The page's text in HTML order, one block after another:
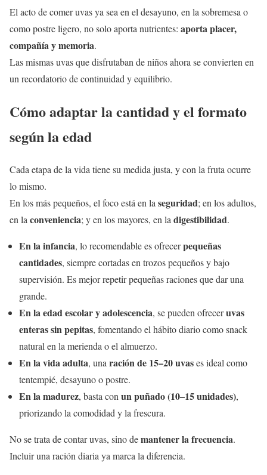
El acto de comer uvas ya sea en el desayuno, en la sobremesa o
como postre ligero, no solo aporta nutrientes: aporta placer,
compañía y memoria.
Las mismas uvas que disfrutaban de niños ahora se convierten en
un recordatorio de continuidad y equilibrio.
Cómo adaptar la cantidad y el formato
según la edad
Cada etapa de la vida tiene su medida justa, y con la fruta ocurre
lo mismo.
En los más pequeños, el foco está en laseguridad; en los adultos,
en laconveniencia; y en los mayores, en ladigestibilidad.
En la infancia, lo recomendable es ofrecerpequeñas
cantidades, siempre cortadas en trozos pequeños y bajo
supervisión. Es mejor repetir pequeñas raciones que dar una
grande.
En la edad escolar y adolescencia, se pueden ofreceruvas
enteras sin pepitas, fomentando el hábito diario como snack
natural en la merienda o el almuerzo.
En la vida adulta, unaración de 15–20 uvases ideal como
tentempié, desayuno o postre.
En la madurez, basta conun puñado (10–15 unidades),
priorizando la comodidad y la frescura.
No se trata de contar uvas, sino demantener la frecuencia.
Incluir una ración diaria ya marca la diferencia.